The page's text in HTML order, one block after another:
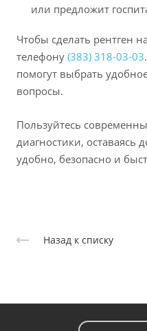
или предложит
Чтобы сделать рентген
телефону (383) 318-03-03
помогут выбрать
вопросы.
Пользуйтесь
диагностики, оставаясь
удобно, безопасно и
Назад к списку